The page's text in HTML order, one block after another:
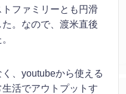
ファミリーとも円滑
。なので、渡米直後
、youtubeから使える
活でアウトプットす